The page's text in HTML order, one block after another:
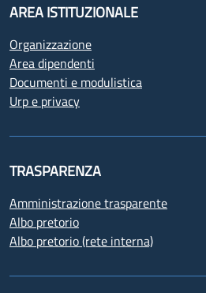
AREA ISTITUZIONALE
Organizzazione
Area dipendenti
Documenti e modulistica
Urp e privacy
TRASPARENZA
Amministrazione trasparente
Albo pretorio
Albo pretorio (rete interna)